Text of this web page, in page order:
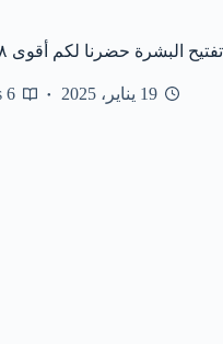
تفتيح البشرة حضرنا لكم أقوى ٨ وصفات تلاحظين مفعولها سريعاً
19 يناير، 2025 6 mins